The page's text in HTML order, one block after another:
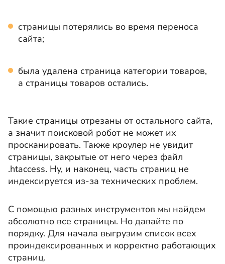
страницы потерялись во время переноса
сайта;
была удалена страница категории товаров,
а страницы товаров остались.
Такие страницы отрезаны от остального сайта,
а значит поисковой робот не может их
просканировать. Также кроулер не увидит
страницы, закрытые от него через файл
.htaccess. Ну, и наконец, часть страниц не
индексируется из-за технических проблем.
С помощью разных инструментов мы найдем
абсолютно все страницы. Но давайте по
порядку. Для начала выгрузим список всех
проиндексированных и корректно работающих
страниц.